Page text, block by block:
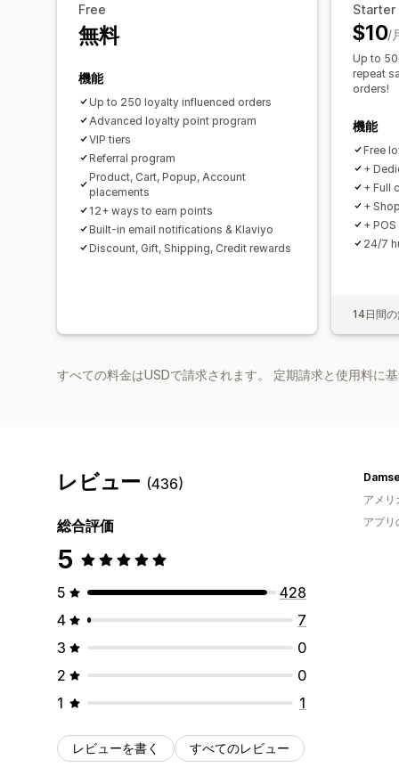
Free
無料
機能
Up to 250 loyalty influenced orders​
Advanced loyalty point program
VIP tiers
Referral program
Product, Cart, Popup, Account
placements
12+ ways to earn points
Built-in email notifications & Klaviyo
Discount, Gift, Shipping, Credit rewards
Starter
$10/
Up to
repeat
orders!
機能
Free
+
+ Full
+
+
24/7
14日間
すべての料金はUSDで請求されます。 定期請求と使用料に
レビュー (436)
総合評価
5
5
428
4
7
3
0
2
0
1
1
レビューを書く すべてのレビュー
アメリ
アプリ